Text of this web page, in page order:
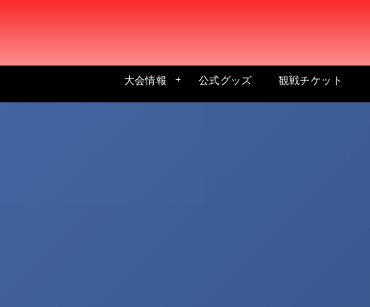
大会情報 公式グッズ 観戦チケット